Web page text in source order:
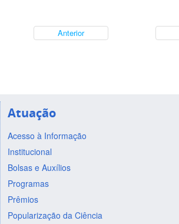
Anterior
Atuação
Acesso à Informação
Institucional
Bolsas e Auxílios
Programas
Prêmios
Popularização da Ciência